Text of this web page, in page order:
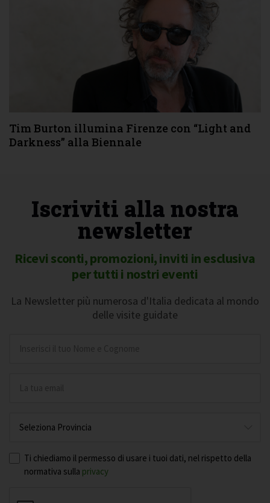
Tim Burton illumina Firenze con “Light and
Darkness” alla Biennale
Iscriviti alla nostra
newsletter
Ricevi sconti, promozioni, inviti in esclusiva
per tutti i nostri eventi
La Newsletter più numerosa d'Italia dedicata al mondo
delle visite guidate
Ti chiediamo il permesso di usare i tuoi dati, nel rispetto della
normativa sulla privacy